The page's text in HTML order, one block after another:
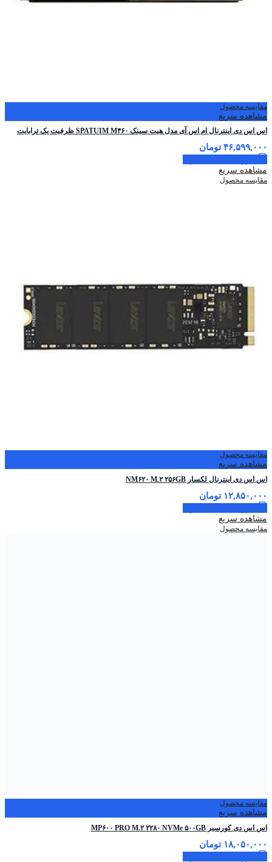
مقایسه محصول
مشاهده سریع
اس اس دی اینترنال ام اس آی مدل هیت سینک SPATUIM M۴۶۰ ظرفیت یک ترابایت
۴۶,۵۹۹,۰۰۰ تومان
مشاهده سریع
مقایسه محصول
مقایسه محصول
مشاهده سریع
اس ‌اس ‌دی اینترنال لکسار NM۶۲۰ M.۲ ۲۵۶GB
۱۲,۸۵۰,۰۰۰ تومان
مشاهده سریع
مقایسه محصول
مقایسه محصول
مشاهده سریع
اس اس دی کورسیر MP۶۰۰ PRO M.۲ ۲۲۸۰ NVMe ۵۰۰GB
۱۸,۰۵۰,۰۰۰ تومان